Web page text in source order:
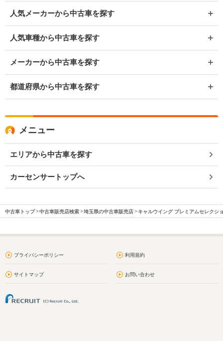
人気メーカーから中古車を探す
人気車種から中古車を探す
メーカーから中古車を探す
都道府県から中古車を探す
メニュー
エリアから中古車を探す
カーセンサートップへ
中古車トップ 中古車販売店検索 埼玉県の中古車販売店 キャルウイング プレミアムセレクシ
プライバシーポリシー 利用規約
サイトマップ お問い合わせ